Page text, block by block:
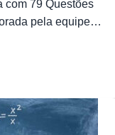
com 79 Questões
pela equipe